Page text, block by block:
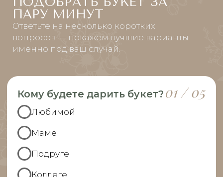
ЧАСТО ЗАДАВАЕМЫЕ
ВОПРОСЫ